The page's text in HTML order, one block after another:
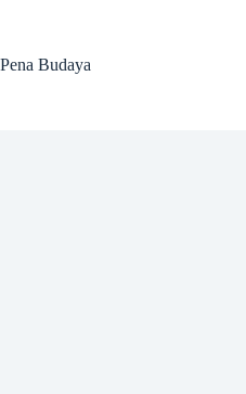
Pena Budaya